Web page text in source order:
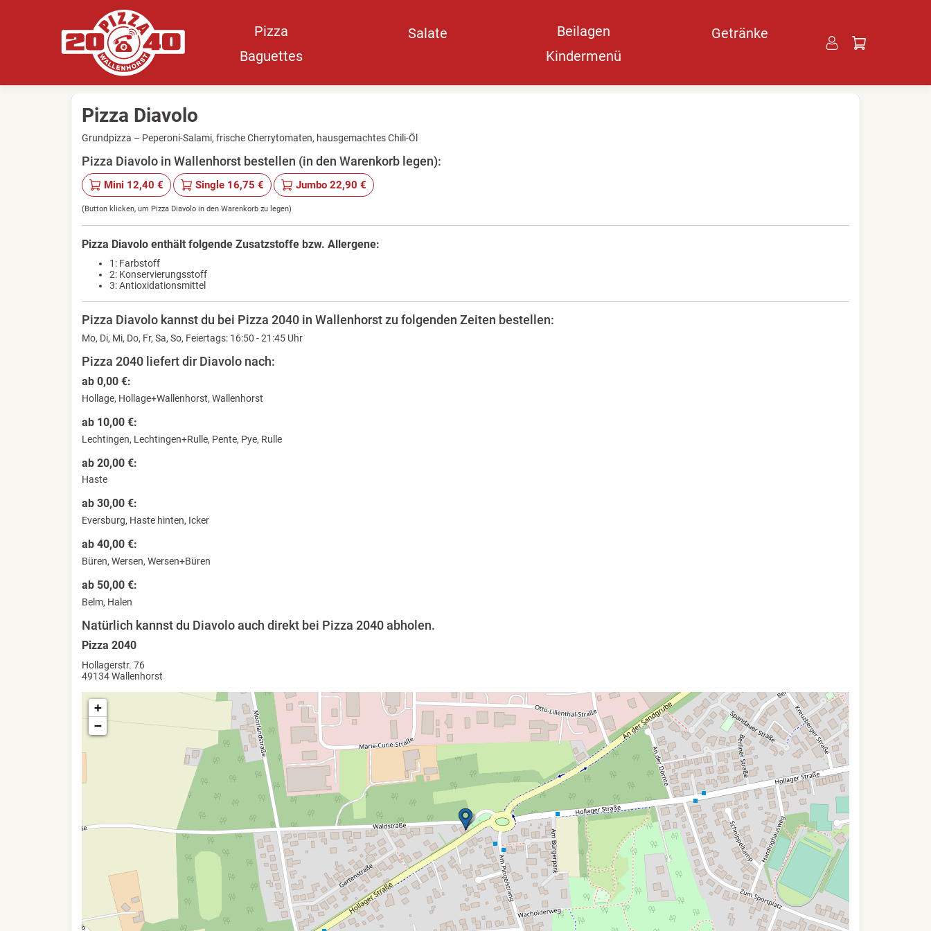
Pizza
Baguettes
Salate
Beilagen
Kindermenü
Getränke
Pizza Diavolo
Grundpizza – Peperoni-Salami, frische Cherrytomaten, hausgemachtes Chili-Öl
Pizza Diavolo in Wallenhorst bestellen (in den Warenkorb legen):
Mini 12,40 € Single 16,75 € Jumbo 22,90 €
(Button klicken, um Pizza Diavolo in den Warenkorb zu legen)
Pizza Diavolo enthält folgende Zusatzstoffe bzw. Allergene:
1: Farbstoff
2: Konservierungsstoff
3: Antioxidationsmittel
Pizza Diavolo kannst du bei Pizza 2040 in Wallenhorst zu folgenden Zeiten bestellen:
Mo, Di, Mi, Do, Fr, Sa, So, Feiertags: 16:50 - 21:45 Uhr
Pizza 2040 liefert dir Diavolo nach:
ab 0,00 €:
Hollage, Hollage+Wallenhorst, Wallenhorst
ab 10,00 €:
Lechtingen, Lechtingen+Rulle, Pente, Pye, Rulle
ab 20,00 €:
Haste
ab 30,00 €:
Eversburg, Haste hinten, Icker
ab 40,00 €:
Büren, Wersen, Wersen+Büren
ab 50,00 €:
Belm, Halen
Natürlich kannst du Diavolo auch direkt bei Pizza 2040 abholen.
Pizza 2040
Hollagerstr. 76
49134 Wallenhorst
+
−